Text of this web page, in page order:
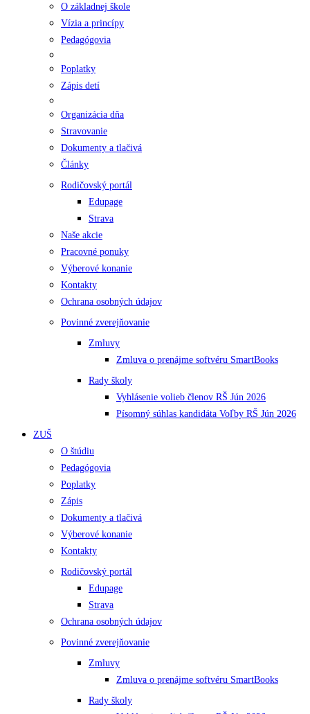
O základnej škole
Vízia a princípy
Pedagógovia
Poplatky
Zápis detí
Organizácia dňa
Stravovanie
Dokumenty a tlačivá
Články
Rodičovský portál
Edupage
Strava
Naše akcie
Pracovné ponuky
Výberové konanie
Kontakty
Ochrana osobných údajov
Povinné zverejňovanie
Zmluvy
Zmluva o prenájme softvéru SmartBooks
Rady školy
Vyhlásenie volieb členov RŠ Jún 2026
Písomný súhlas kandidáta Voľby RŠ Jún 2026
ZUŠ
O štúdiu
Pedagógovia
Poplatky
Zápis
Dokumenty a tlačivá
Výberové konanie
Kontakty
Rodičovský portál
Edupage
Strava
Ochrana osobných údajov
Povinné zverejňovanie
Zmluvy
Zmluva o prenájme softvéru SmartBooks
Rady školy